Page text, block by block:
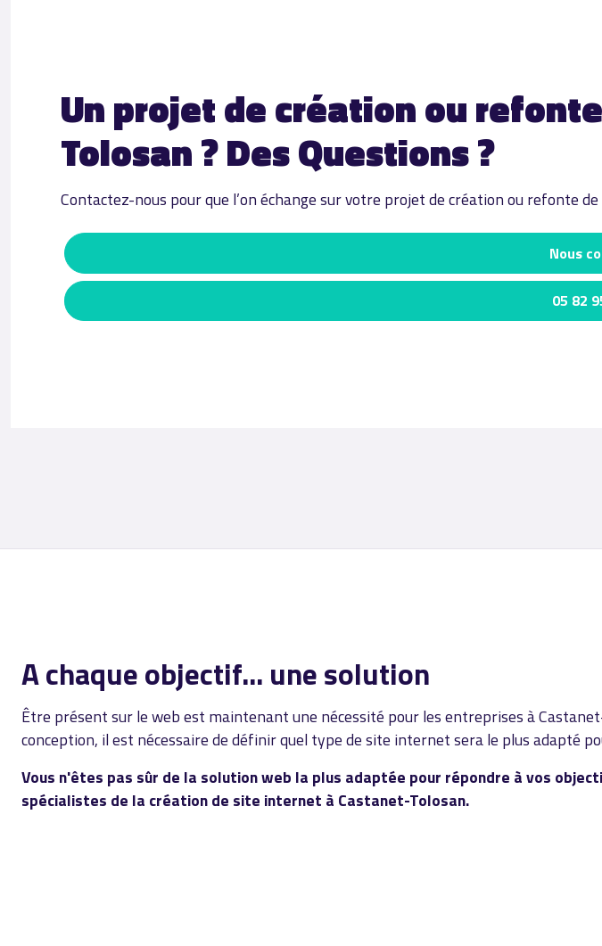
Un projet de création ou
Tolosan ? Des Questions ?
Contactez-nous pour que l’on échange sur votre projet de création ou refonte
Nous
05 82
A chaque objectif... une solution
Être présent sur le web est maintenant une nécessité pour les entreprises à
conception, il est nécessaire de définir quel type de site internet sera le plus adapté
Vous n'êtes pas sûr de la solution web la plus adaptée pour répondre à vos
spécialistes de la création de site internet à Castanet-Tolosan.